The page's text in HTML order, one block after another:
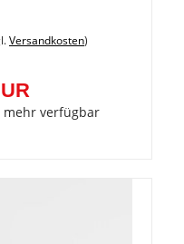
Versandkosten)
mehr verfügbar